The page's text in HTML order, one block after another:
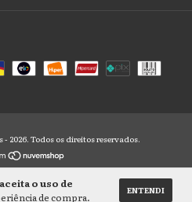
o uso de
de compra.
ENTENDI
- 2026. Todos os direitos reservados.